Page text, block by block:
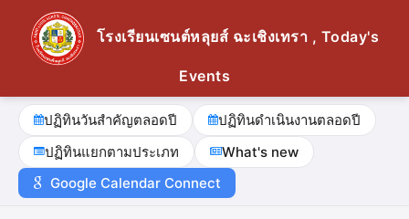
โรงเรียนเซนต์หลุยส์ ฉะเชิงเทรา , Today's
Events
ปฏิทินวันสำคัญตลอดปี
ปฏิทินดำเนินงานตลอดปี
ปฏิทินแยกตามประเภท
What's new
Google Calendar Connect